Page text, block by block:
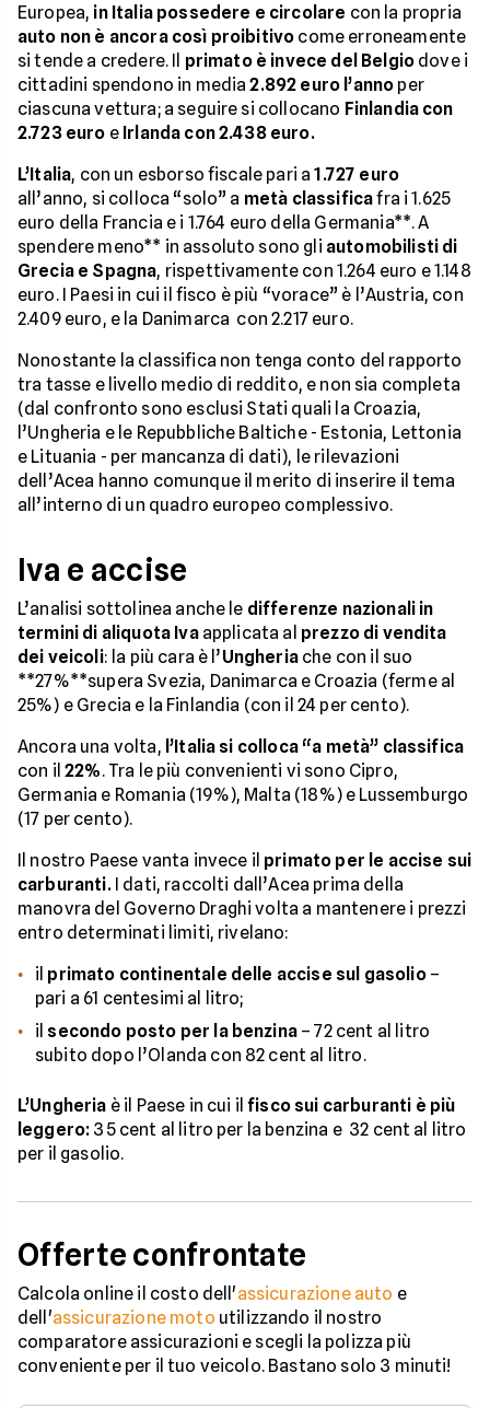
Europea, in Italia possedere e circolare con la propria
auto non è ancora così proibitivo come erroneamente
si tende a credere. Il primato è invece del Belgio dove i
cittadini spendono in media2.892 euro l’anno per
ciascuna vettura; a seguire si collocano Finlandia con
2.723 euro e Irlanda con 2.438 euro.
L’Italia, con un esborso fiscale pari a1.727 euro
all’anno, si colloca “solo” a metà classificafra i 1.625
euro della Francia e i 1.764 euro della Germania**. A
spendere meno** in assoluto sono gli automobilisti di
Grecia e Spagna, rispettivamente con 1.264 euro e 1.148
euro. I Paesi in cui il fisco è più “vorace” è l’Austria, con
2.409 euro, e la Danimarca con 2.217 euro.
Nonostante la classifica non tenga conto del rapporto
tra tasse e livello medio di reddito, e non sia completa
(dal confronto sono esclusi Stati quali la Croazia,
l’Ungheria e le Repubbliche Baltiche - Estonia, Lettonia
e Lituania - per mancanza di dati), le rilevazioni
dell’Acea hanno comunque il merito di inserire il tema
all’interno di un quadro europeo complessivo.
Iva e accise
L’analisi sottolinea anche le differenze nazionali in
termini di aliquota Ivaapplicata al prezzo di vendita
dei veicoli: la più cara è l’Ungheriache con il suo
**27%**supera Svezia, Danimarca e Croazia (ferme al
25%) e Grecia e la Finlandia (con il 24 per cento).
Ancora una volta, l’Italia si colloca “a metà” classifica
con il22%. Tra le più convenienti vi sono Cipro,
Germania e Romania (19%), Malta (18%) e Lussemburgo
(17 per cento).
Il nostro Paese vanta invece il primato per le accise sui
carburanti.I dati, raccolti dall’Acea prima della
manovra del Governo Draghi volta a mantenere i prezzi
entro determinati limiti, rivelano:
il primato continentale delle accise sul gasolio–
pari a 61 centesimi al litro;
il secondo posto per la benzina– 72 cent al litro
subito dopo l’Olanda con 82 cent al litro.
L’Ungheria è il Paese in cui ilfisco sui carburanti è più
leggero: 35 cent al litro per la benzina e 32 cent al litro
per il gasolio.
Offerte confrontate
Calcola online il costo dell'assicurazione auto e
dell'assicurazione moto utilizzando il nostro
comparatore assicurazioni e scegli la polizza più
conveniente per il tuo veicolo. Bastano solo 3 minuti!